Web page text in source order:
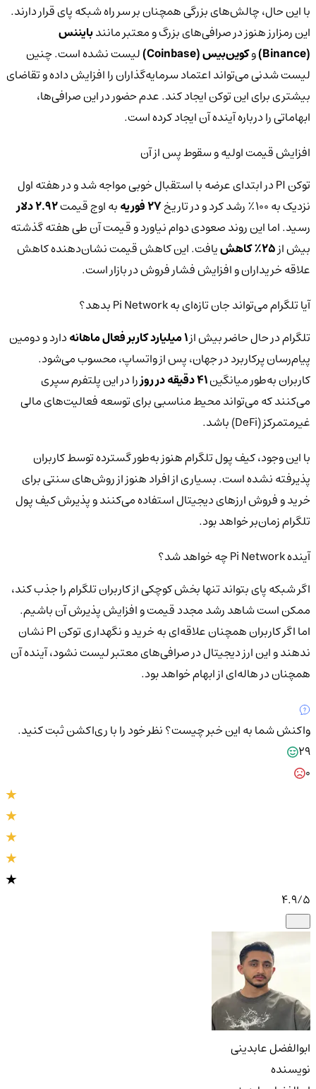
با این حال، چالش‌های بزرگی همچنان بر سر راه شبکه پای قرار دارند.
این رمزارز هنوز در صرافی‌های بزرگ و معتبر مانندبایننس
وکوین‌بیس (Coinbase)
لیست نشده است. چنین
لیست شدنی می‌تواند اعتماد سرمایه‌گذاران را افزایش داده و تقاضای
بیشتری برای این توکن ایجاد کند. عدم حضور در این صرافی‌ها،
ابهاماتی را درباره آینده آن ایجاد کرده است.
افزایش قیمت اولیه و سقوط پس از آن
توکن PI در ابتدای عرضه با استقبال خوبی مواجه شد و در هفته اول
نزدیک به 100٪ رشد کرد و در تاریخ
27 فوریه به اوج قیمت2.92 دلار
رسید. اما این روند صعودی دوام نیاورد و قیمت آن طی هفته گذشته
بیش از25٪ کاهش
یافت. این کاهش قیمت نشان‌دهنده کاهش
علاقه خریداران و افزایش فشار فروش در بازار است.
آیا تلگرام می‌تواند جان تازه‌ای به Pi Network بدهد؟
تلگرام در حال حاضر بیش از1 میلیارد کاربر فعال ماهانه
دارد و دومین
پیام‌رسان پرکاربرد در جهان، پس از واتساپ، محسوب می‌شود.
کاربران به‌طور میانگین41 دقیقه در روز
را در این پلتفرم سپری
می‌کنند که می‌تواند محیط مناسبی برای توسعه فعالیت‌های مالی
غیرمتمرکز (DeFi) باشد.
با این وجود، کیف پول تلگرام هنوز به‌طور گسترده توسط کاربران
پذیرفته نشده است. بسیاری از افراد هنوز از روش‌های سنتی برای
خرید و فروش ارزهای دیجیتال استفاده می‌کنند و پذیرش کیف پول
تلگرام زمان‌بر خواهد بود.
آینده Pi Network چه خواهد شد؟
اگر شبکه پای بتواند تنها بخش کوچکی از کاربران تلگرام را جذب کند،
ممکن است شاهد رشد مجدد قیمت و افزایش پذیرش آن باشیم.
اما اگر کاربران همچنان علاقه‌ای به خرید و نگهداری توکن PI نشان
ندهند و این ارز دیجیتال در صرافی‌های معتبر لیست نشود، آینده آن
همچنان در هاله‌ای از ابهام خواهد بود.
واکنش شما به این خبر چیست؟نظر خود را با ری‌اکشن ثبت کنید.
29
4.9/5
ابوالفضل عابدینی
نویسنده